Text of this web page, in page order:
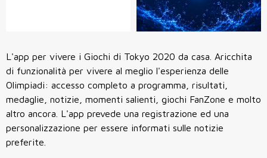
L'app per vivere i Giochi di Tokyo 2020 da casa. Aricchita
di funzionalità per vivere al meglio l'esperienza delle
Olimpiadi: accesso completo a programma, risultati,
medaglie, notizie, momenti salienti, giochi FanZone e molto
altro ancora. L'app prevede una registrazione ed una
personalizzazione per essere informati sulle notizie
preferite.